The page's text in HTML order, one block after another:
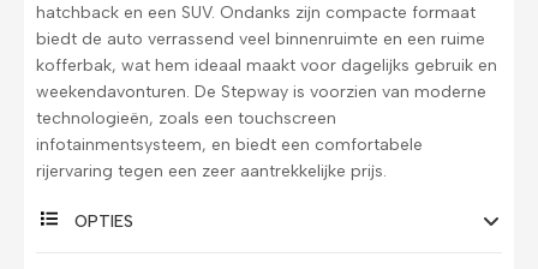
hatchback en een SUV. Ondanks zijn compacte formaat
biedt de auto verrassend veel binnenruimte en een ruime
kofferbak, wat hem ideaal maakt voor dagelijks gebruik en
weekendavonturen. De Stepway is voorzien van moderne
technologieën, zoals een touchscreen
infotainmentsysteem, en biedt een comfortabele
rijervaring tegen een zeer aantrekkelijke prijs.
OPTIES